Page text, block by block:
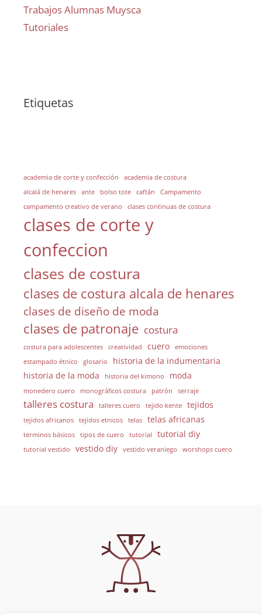
Trabajos Alumnas Muysca
Tutoriales
Etiquetas
academia de corte y confección
academia de costura
alcalá de henares
ante bolso tote caftán
Campamento
campamento creativo de verano
clases continuas de costura
clases de corte y
confeccion
clases de costura
clases de costura alcala de henares
clases de diseño de moda
clases de patronaje costura
costura para adolescentes creatividad cuero
emociones
estampado étnico
glosario
historia de la indumentaria
historia de la moda
historia del kimono moda
monedero cuero monográficos costura patrón serraje
talleres costura talleres cuero tejido kente tejidos
tejidos africanos tejidos etnicos telas telas africanas
terminos básicos tipos de cuero tutorial tutorial diy
tutorial vestido vestido diy vestido veraniego worshops cuero